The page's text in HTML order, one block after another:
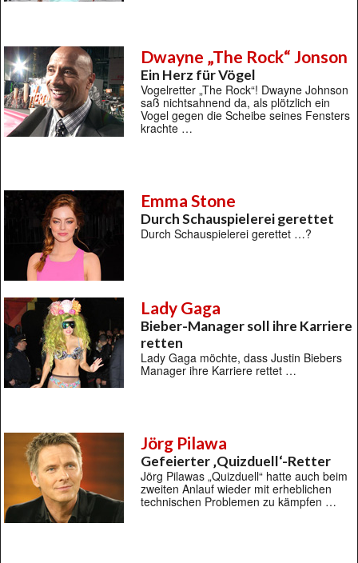
Dwayne „The Rock“ Jonson
Ein Herz für Vögel
Vogelretter „The Rock“! Dwayne Johnson
saß nichtsahnend da, als plötzlich ein
Vogel gegen die Scheibe seines Fensters
krachte …
Emma Stone
Durch Schauspielerei gerettet
Durch Schauspielerei gerettet …?
Lady Gaga
Bieber-Manager soll ihre Karriere
retten
Lady Gaga möchte, dass Justin Biebers
Manager ihre Karriere rettet …
Jörg Pilawa
Gefeierter ‚Quizduell‘-Retter
Jörg Pilawas „Quizduell“ hatte auch beim
zweiten Anlauf wieder mit erheblichen
technischen Problemen zu kämpfen …